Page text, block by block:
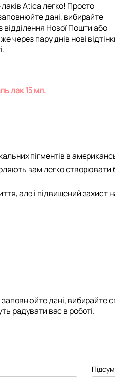
Atica легко! Просто
дані, вибирайте
відділення Нової Пошти або
через пару днів нові
лак 15 мл.
пігментів в
вам легко створювати
але і підвищений захист
дані, вибирайте
радувати вас в роботі.